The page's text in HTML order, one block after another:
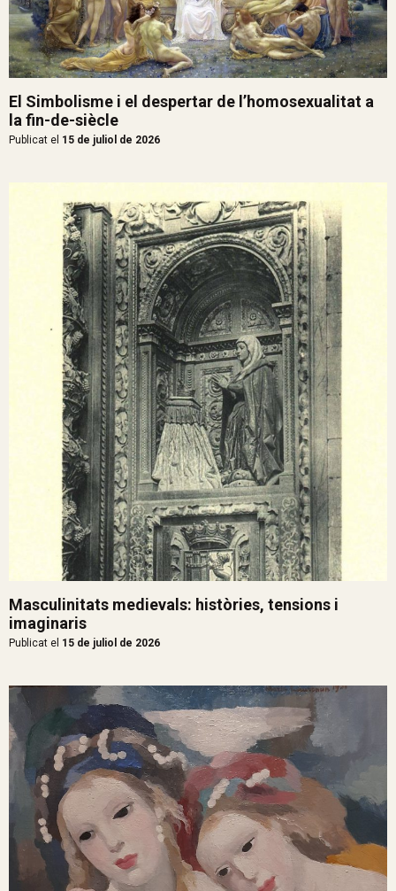
El Simbolisme i el despertar de l’homosexualitat a
la fin-de-siècle
Publicat el 15 de juliol de 2026
Masculinitats medievals: històries, tensions i
imaginaris
Publicat el 15 de juliol de 2026